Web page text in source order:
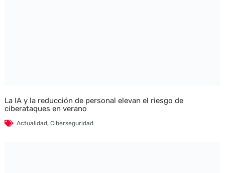
La IA y la reducción de personal elevan el riesgo de
ciberataques en verano
Actualidad, Ciberseguridad